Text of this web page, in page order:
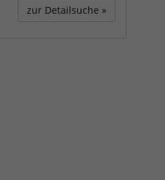
zur Detailsuche »